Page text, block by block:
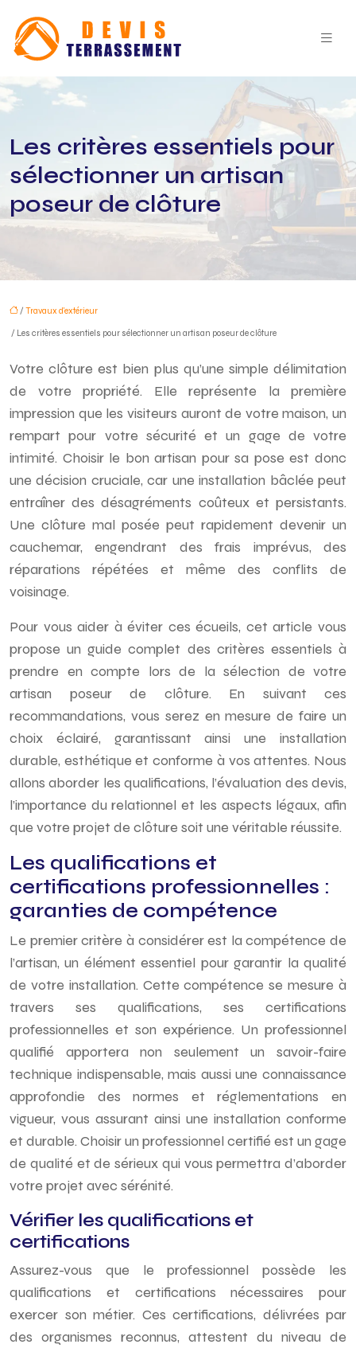
Les critères essentiels pour
sélectionner un artisan
poseur de clôture
/ Travaux d'extérieur
/ Les critères essentiels pour sélectionner un artisan poseur de clôture
Votre clôture est bien plus qu’une simple délimitation
de votre propriété. Elle représente la première
impression que les visiteurs auront de votre maison, un
rempart pour votre sécurité et un gage de votre
intimité. Choisir le bon artisan pour sa pose est donc
une décision cruciale, car une installation bâclée peut
entraîner des désagréments coûteux et persistants.
Une clôture mal posée peut rapidement devenir un
cauchemar, engendrant des frais imprévus, des
réparations répétées et même des conflits de
voisinage.
Pour vous aider à éviter ces écueils, cet article vous
propose un guide complet des critères essentiels à
prendre en compte lors de la sélection de votre
artisan poseur de clôture. En suivant ces
recommandations, vous serez en mesure de faire un
choix éclairé, garantissant ainsi une installation
durable, esthétique et conforme à vos attentes. Nous
allons aborder les qualifications, l’évaluation des devis,
l’importance du relationnel et les aspects légaux, afin
que votre projet de clôture soit une véritable réussite.
Les qualifications et
certifications professionnelles :
garanties de compétence
Le premier critère à considérer est la compétence de
l’artisan, un élément essentiel pour garantir la qualité
de votre installation. Cette compétence se mesure à
travers ses qualifications, ses certifications
professionnelles et son expérience. Un professionnel
qualifié apportera non seulement un savoir-faire
technique indispensable, mais aussi une connaissance
approfondie des normes et réglementations en
vigueur, vous assurant ainsi une installation conforme
et durable. Choisir un professionnel certifié est un gage
de qualité et de sérieux qui vous permettra d’aborder
votre projet avec sérénité.
Vérifier les qualifications et
certifications
Assurez-vous que le professionnel possède les
qualifications et certifications nécessaires pour
exercer son métier. Ces certifications, délivrées par
des organismes reconnus, attestent du niveau de